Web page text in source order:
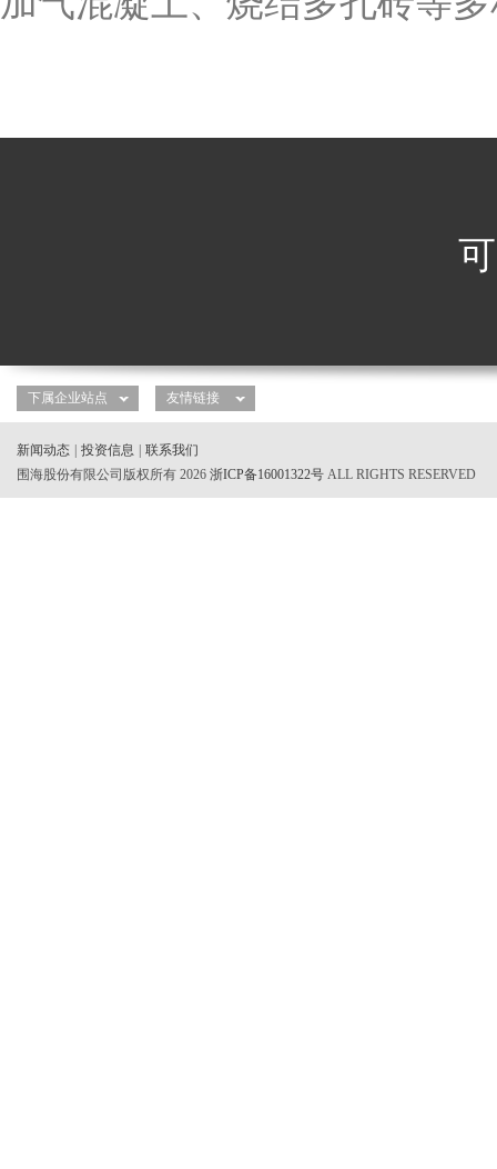
新闻动态 投资信息
联系我们
围海股份有限公司版权所有 2026 浙ICP备16001322号 ALL RIGHTS RESERVED